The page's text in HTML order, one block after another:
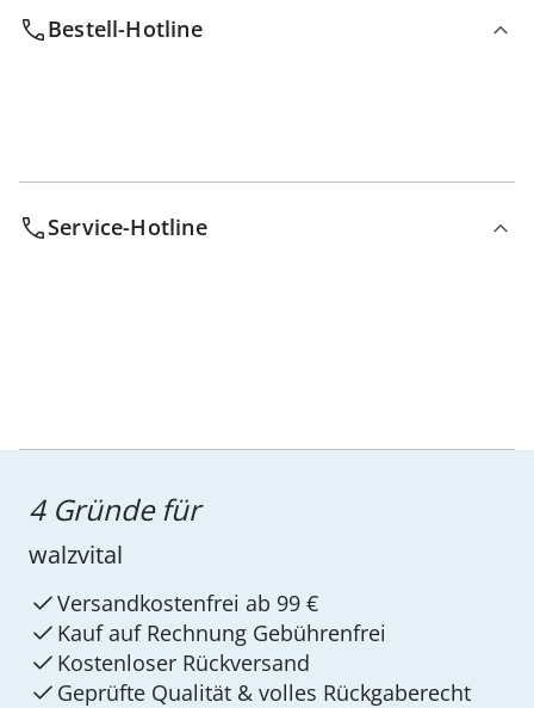
Bestell-Hotline
Service-Hotline
4 Gründe für
walzvital
Versandkostenfrei ab 99 €
Kauf auf Rechnung Gebührenfrei
Kostenloser Rückversand
Geprüfte Qualität & volles Rückgaberecht